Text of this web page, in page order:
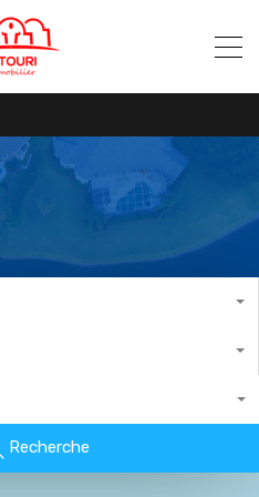
Recherche